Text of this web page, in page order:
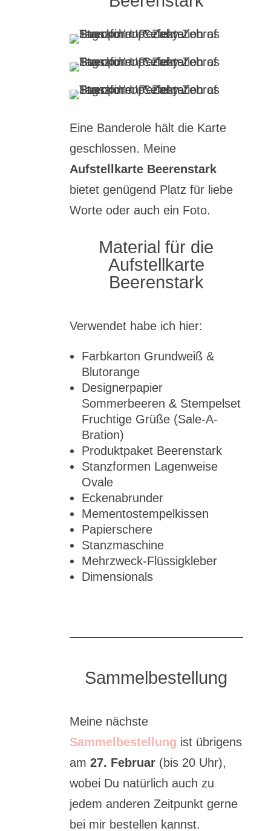
Eine Banderole hält die Karte
geschlossen. Meine
Aufstellkarte Beerenstark
bietet genügend Platz für liebe
Worte oder auch ein Foto.
Material für die
Aufstellkarte
Beerenstark
Verwendet habe ich hier:
Farbkarton Grundweiß &
Blutorange
Designerpapier
Sommerbeeren & Stempelset
Fruchtige Grüße (Sale-A-
Bration)
Produktpaket Beerenstark
Stanzformen Lagenweise
Ovale
Eckenabrunder
Mementostempelkissen
Papierschere
Stanzmaschine
Mehrzweck-Flüssigkleber
Dimensionals
Sammelbestellung
Meine nächste
Sammelbestellung ist übrigens
am 27. Februar (bis 20 Uhr),
wobei Du natürlich auch zu
jedem anderen Zeitpunkt gerne
bei mir bestellen kannst.